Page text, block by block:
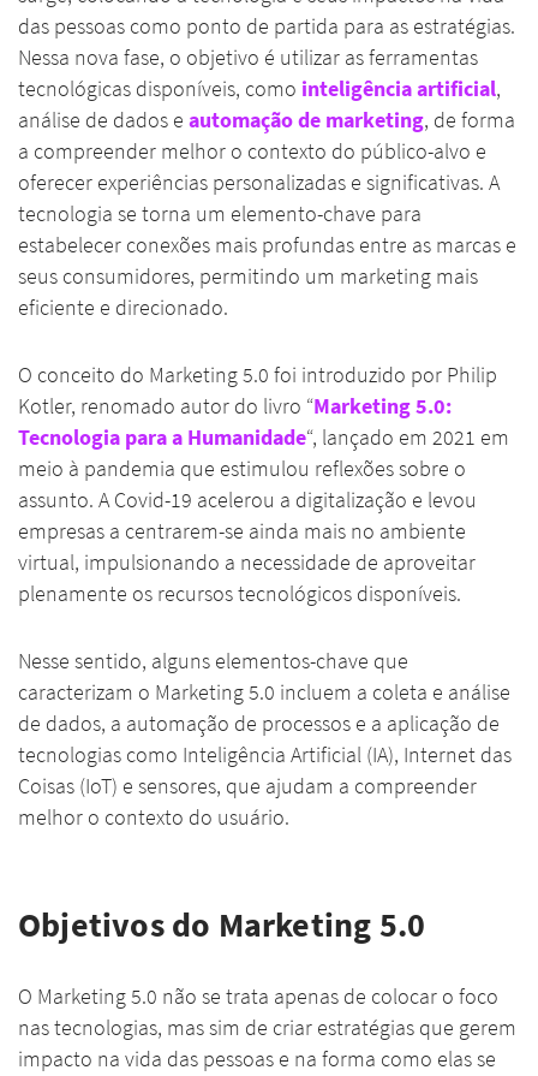
das pessoas como ponto de partida para as estratégias.
Nessa nova fase, o objetivo é utilizar as ferramentas
tecnológicas disponíveis, como inteligência artificial,
análise de dados e automação de marketing, de forma
a compreender melhor o contexto do público-alvo e
oferecer experiências personalizadas e significativas. A
tecnologia se torna um elemento-chave para
estabelecer conexões mais profundas entre as marcas e
seus consumidores, permitindo um marketing mais
eficiente e direcionado.
O conceito do Marketing 5.0 foi introduzido por Philip
Kotler, renomado autor do livro “Marketing 5.0:
Tecnologia para a Humanidade“, lançado em 2021 em
meio à pandemia que estimulou reflexões sobre o
assunto. A Covid-19 acelerou a digitalização e levou
empresas a centrarem-se ainda mais no ambiente
virtual, impulsionando a necessidade de aproveitar
plenamente os recursos tecnológicos disponíveis.
Nesse sentido, alguns elementos-chave que
caracterizam o Marketing 5.0 incluem a coleta e análise
de dados, a automação de processos e a aplicação de
tecnologias como Inteligência Artificial (IA), Internet das
Coisas (IoT) e sensores, que ajudam a compreender
melhor o contexto do usuário.
Objetivos do Marketing 5.0
O Marketing 5.0 não se trata apenas de colocar o foco
nas tecnologias, mas sim de criar estratégias que gerem
impacto na vida das pessoas e na forma como elas se